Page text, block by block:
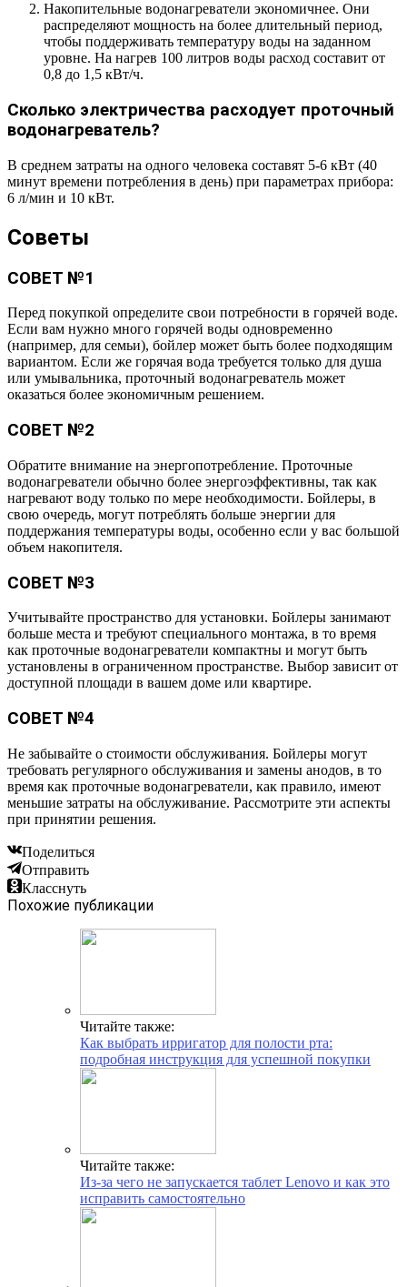
Накопительные водонагреватели экономичнее. Они
распределяют мощность на более длительный период,
чтобы поддерживать температуру воды на заданном
уровне. На нагрев 100 литров воды расход составит от
0,8 до 1,5 кВт/ч.
Сколько электричества расходует проточный
водонагреватель?
В среднем затраты на одного человека составят 5-6 кВт (40
минут времени потребления в день) при параметрах прибора:
6 л/мин и 10 кВт.
Советы
СОВЕТ №1
Перед покупкой определите свои потребности в горячей воде.
Если вам нужно много горячей воды одновременно
(например, для семьи), бойлер может быть более подходящим
вариантом. Если же горячая вода требуется только для душа
или умывальника, проточный водонагреватель может
оказаться более экономичным решением.
СОВЕТ №2
Обратите внимание на энергопотребление. Проточные
водонагреватели обычно более энергоэффективны, так как
нагревают воду только по мере необходимости. Бойлеры, в
свою очередь, могут потреблять больше энергии для
поддержания температуры воды, особенно если у вас большой
объем накопителя.
СОВЕТ №3
Учитывайте пространство для установки. Бойлеры занимают
больше места и требуют специального монтажа, в то время
как проточные водонагреватели компактны и могут быть
установлены в ограниченном пространстве. Выбор зависит от
доступной площади в вашем доме или квартире.
СОВЕТ №4
Не забывайте о стоимости обслуживания. Бойлеры могут
требовать регулярного обслуживания и замены анодов, в то
время как проточные водонагреватели, как правило, имеют
меньшие затраты на обслуживание. Рассмотрите эти аспекты
при принятии решения.
Поделиться
Отправить
Класснуть
Похожие публикации
Читайте также:
Как выбрать ирригатор для полости рта:
подробная инструкция для успешной покупки
Читайте также:
Из-за чего не запускается таблет Lenovo и как это
исправить самостоятельно